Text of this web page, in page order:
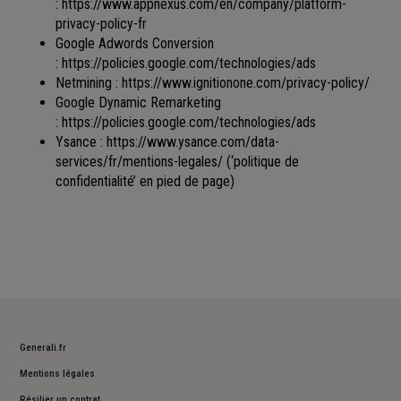
: https://www.appnexus.com/en/company/platform-
privacy-policy-fr
Google Adwords Conversion
: https://policies.google.com/technologies/ads
Netmining : https://www.ignitionone.com/privacy-policy/
Google Dynamic Remarketing
: https://policies.google.com/technologies/ads
Ysance : https://www.ysance.com/data-
services/fr/mentions-legales/ (‘politique de
confidentialité’ en pied de page)
Generali.fr
Mentions légales